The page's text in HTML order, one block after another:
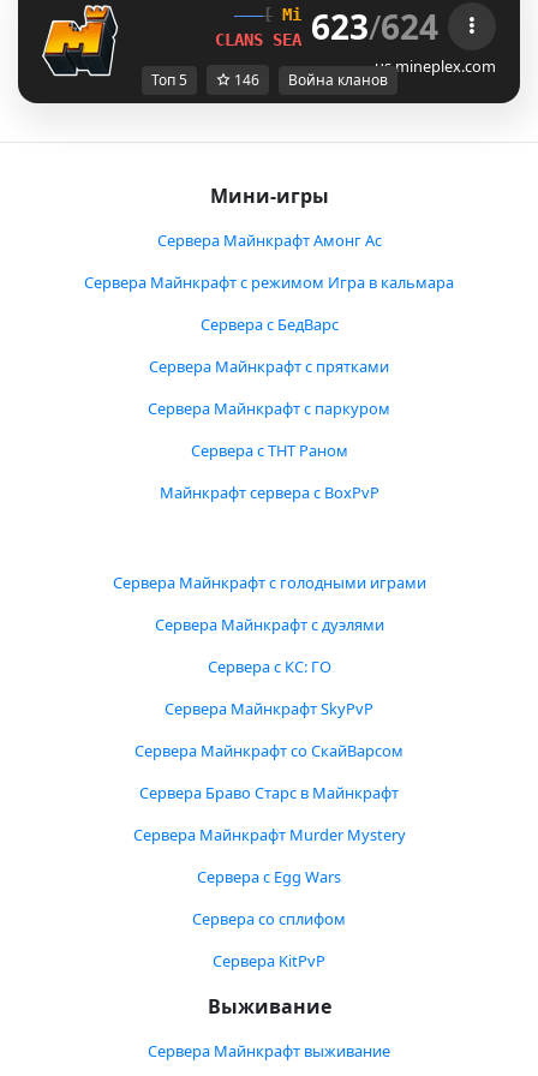
[ Mineplex Games ]
CLANS SEASON 1 LIVE NOW!
623/624
us.mineplex.com
Топ 5 146 Война кланов
Мини-игры
Сервера Майнкрафт Амонг Ас
Сервера Майнкрафт с режимом Игра в кальмара
Сервера с БедВарс
Сервера Майнкрафт с прятками
Сервера Майнкрафт с паркуром
Сервера с ТНТ Раном
Майнкрафт сервера с BoxPvP
Сервера Майнкрафт с голодными играми
Сервера Майнкрафт с дуэлями
Сервера с КС: ГО
Сервера Майнкрафт SkyPvP
Сервера Майнкрафт со СкайВарсом
Сервера Браво Старс в Майнкрафт
Сервера Майнкрафт Murder Mystery
Сервера с Egg Wars
Сервера со сплифом
Сервера KitPvP
Выживание
Сервера Майнкрафт выживание